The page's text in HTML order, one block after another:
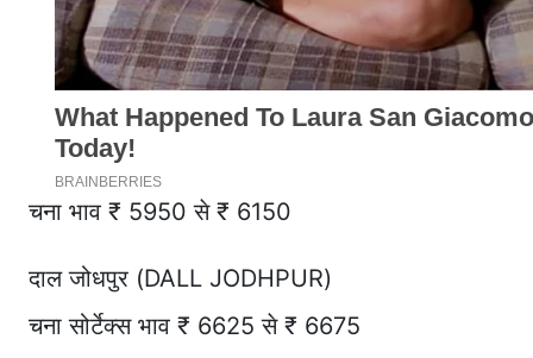
चना भाव ₹ 5950 से ₹ 6150
दाल जोधपुर (DALL JODHPUR)
चना सोर्टेक्स भाव ₹ 6625 से ₹ 6675